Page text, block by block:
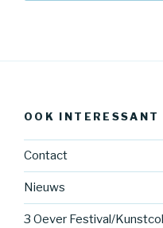
OOK INTERESSANT
Contact
Nieuws
3 Oever Festival/